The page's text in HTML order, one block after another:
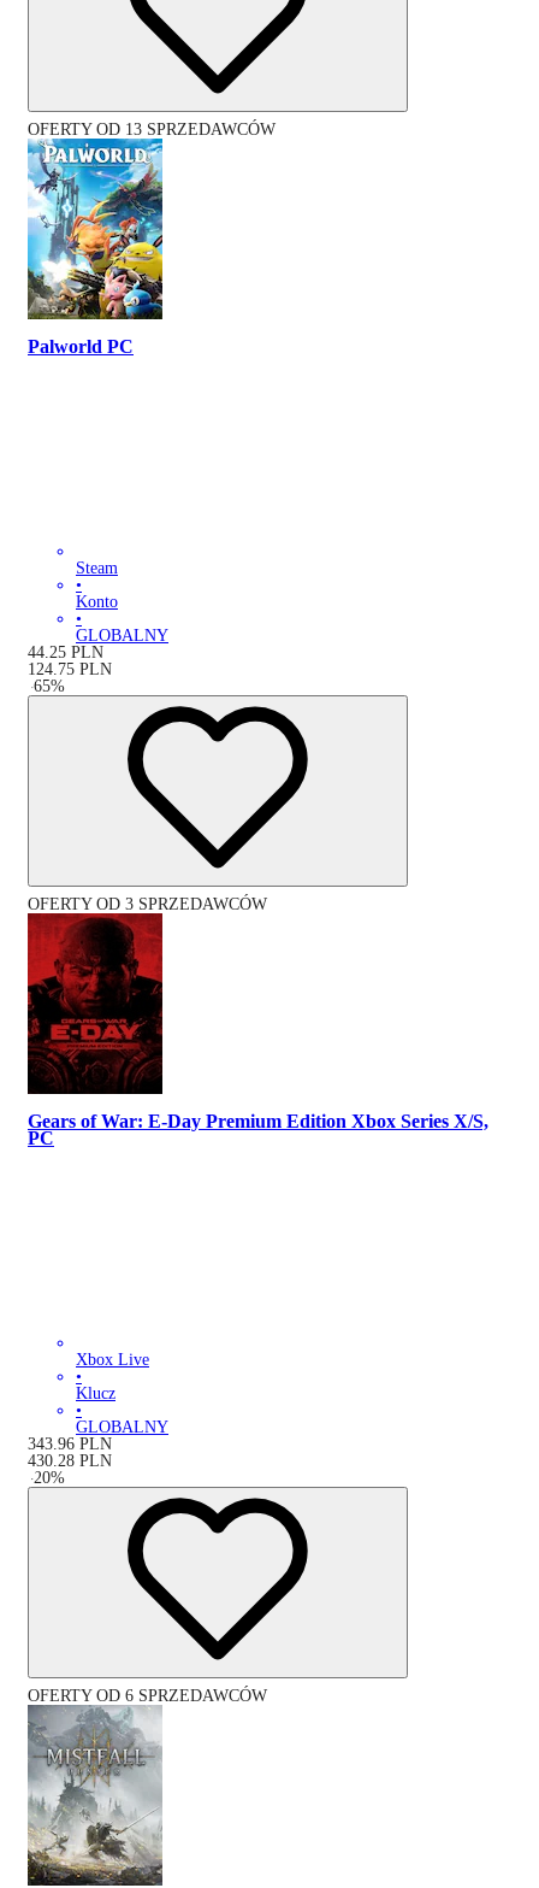
OFERTY OD 13 SPRZEDAWCÓW
Palworld PC
Steam
•
Konto
•
GLOBALNY
44.25 PLN
124.75 PLN
-65%
OFERTY OD 3 SPRZEDAWCÓW
Gears of War: E-Day Premium Edition Xbox Series X/S,
PC
Xbox Live
•
Klucz
•
GLOBALNY
343.96 PLN
430.28 PLN
-20%
OFERTY OD 6 SPRZEDAWCÓW